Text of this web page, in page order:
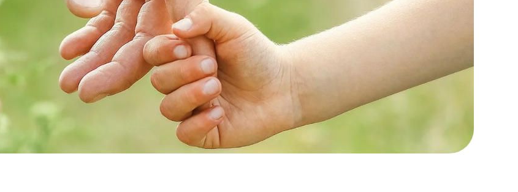
倡議研究 認養寫真
認養Q&A
捐款徵信
捐款 Q&A
家扶教育館
企業專區
與我們合作